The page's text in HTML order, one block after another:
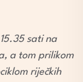
sati na
a tom prilikom
riječkih